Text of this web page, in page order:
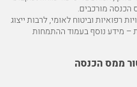
הכנסה מורכבים.
רפואיות וביטוח לאומי, לרבות ייצוג
– מידע נוסף בעמוד ההתמחות
ממס הכנסה